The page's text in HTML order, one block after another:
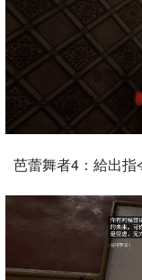
芭蕾舞者4：給出指